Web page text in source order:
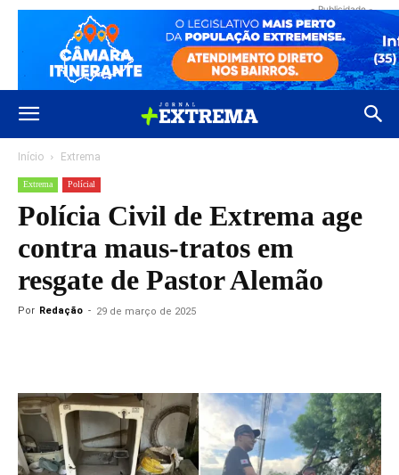
- Publicidade -
Início Extrema
Extrema Polícial
Polícia Civil de Extrema age
contra maus-tratos em
resgate de Pastor Alemão
Por Redação - 29 de março de 2025